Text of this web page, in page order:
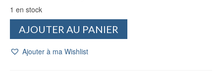
1 en stock
Houat
AJOUTER AU PANIER
Ajouter à ma Wishlist